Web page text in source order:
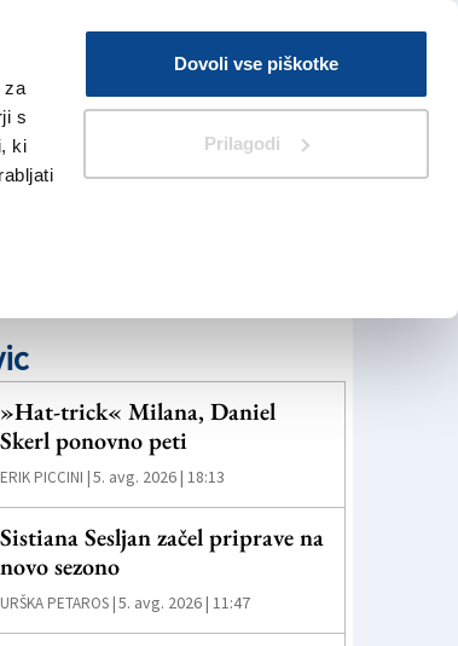
za
s
ki
Dovoli vse piškotke
Prilagodi
V Kioskih
Iskanje
»Hat-trick« Milana, Daniel
Skerl ponovno peti
ERIK PICCINI |5. avg. 2026 | 18:13
Sistiana Sesljan začel priprave na
novo sezono
URŠKA PETAROS |5. avg. 2026 | 11:47